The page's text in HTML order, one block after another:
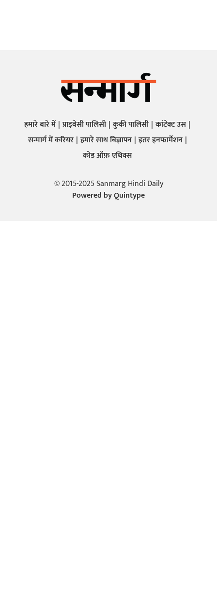
हमारे बारे में प्राइवेसी पालिसी कुकी पालिसी कांटेक्ट उस
सन्मार्ग में करियर हमारे साथ बिज्ञापन इतर इनफार्मेशन
कोड ऑफ़ एथिक्स
© 2015-2025 Sanmarg Hindi Daily
Powered byQuintype